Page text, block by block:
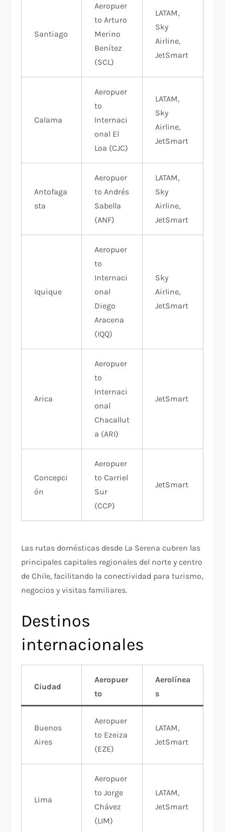
Santiago
Aeropuer
to Arturo
Merino
Benítez
(SCL)
LATAM,
Sky
Airline,
JetSmart
Calama
Aeropuer
to
Internaci
onal El
Loa (CJC)
LATAM,
Sky
Airline,
JetSmart
Antofaga
sta
Aeropuer
to Andrés
Sabella
(ANF)
LATAM,
Sky
Airline,
JetSmart
Iquique
Aeropuer
to
Internaci
onal
Diego
Aracena
(IQQ)
Sky
Airline,
JetSmart
Arica
Aeropuer
to
Internaci
onal
Chacallut
a (ARI)
JetSmart
Concepci
ón
Aeropuer
to Carriel
Sur
(CCP)
JetSmart
Las rutas domésticas desde La Serena cubren las
principales capitales regionales del norte y centro
de Chile, facilitando la conectividad para turismo,
negocios y visitas familiares.
Destinos
internacionales
Ciudad
Aeropuer
to
Aerolínea
s
Buenos
Aires
Aeropuer
to Ezeiza
(EZE)
LATAM,
JetSmart
Lima
Aeropuer
to Jorge
Chávez
(LIM)
LATAM,
JetSmart